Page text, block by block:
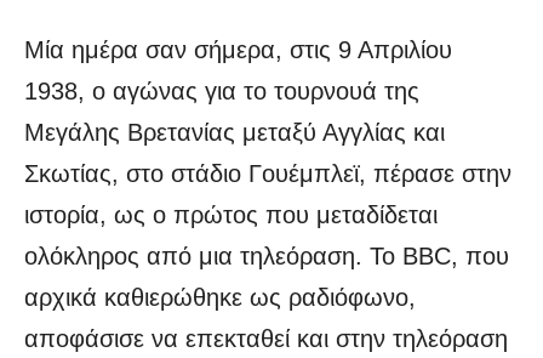
Μία ημέρα σαν σήμερα, στις 9 Απριλίου
1938, ο αγώνας για το τουρνουά της
Μεγάλης Βρετανίας μεταξύ Αγγλίας και
Σκωτίας, στο στάδιο Γουέμπλεϊ, πέρασε στην
ιστορία, ως ο πρώτος που μεταδίδεται
ολόκληρος από μια τηλεόραση. Το BBC, που
αρχικά καθιερώθηκε ως ραδιόφωνο,
αποφάσισε να επεκταθεί και στην τηλεόραση